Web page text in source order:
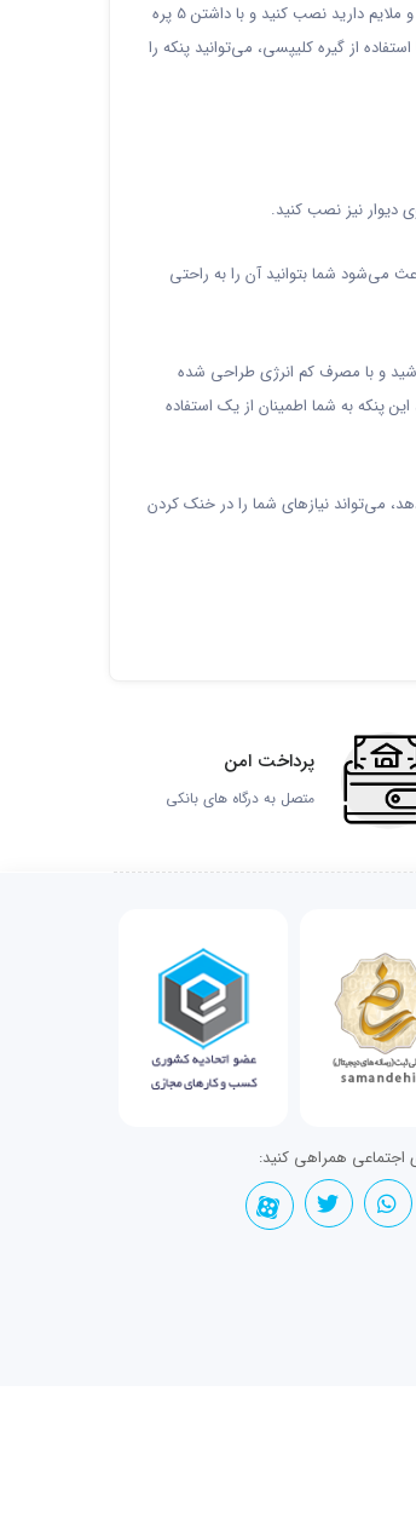
پنکه گیره دار مدل 5 پره یک راه حل هوشمندانه برای خنک کردن فضاهای مختلف است. می‌توانید آن را در خانه، دفتر کار، فروشگاه یا هر مکان دیگری که نیاز به نسیم خنک و ملایم دارید نصب کنید و با داشتن 5 پره
از گیره کلیپسی، می‌توانید پنکه را
دیوار نیز نصب کنید.
می‌شود شما بتوانید آن را به راحتی
باشید و با مصرف کم انرژی طراحی شده
از مواد با کیفیت بالا، این پنکه به شما اطمینان از یک استفاده
می‌دهد، می‌تواند نیازهای شما را در خنک کردن
پرداخت امن
متصل به درگاه های بانکی
اجتماعی همراهی کنید: